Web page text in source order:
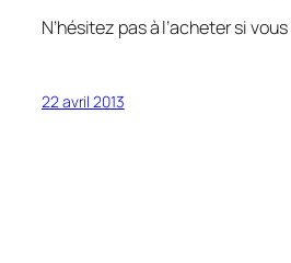
N’hésitez pas à l’acheter si
22 avril 2013